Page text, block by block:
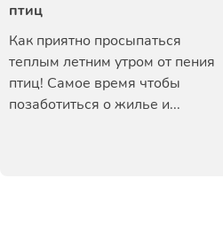
птиц
Как приятно просыпаться
теплым летним утром от пения
птиц! Самое время чтобы
позаботиться о жилье и...